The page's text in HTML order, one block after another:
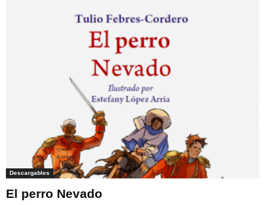
Descargables
El perro Nevado